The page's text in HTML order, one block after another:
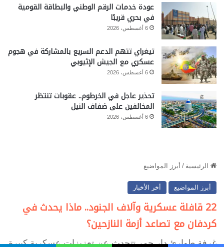
عودة خدمات الرقم الوطني والبطاقة القومية
في بحري قريبًا
6 أغسطس، 2026
تيغراي تتهم الدعم السريع بالمشاركة في هجوم
عسكري مع الجيش الإثيوبي
6 أغسطس، 2026
تحذير عاجل في الخرطوم.. عقوبات تنتظر
المخالفين على ضفاف النيل
6 أغسطس، 2026